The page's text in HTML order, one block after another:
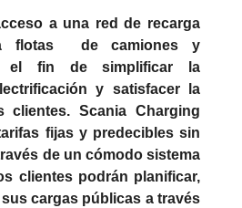
a una red de recarga
flotas de camiones y
el fin de simplificar la
y satisfacer la
clientes. Scania Charging
fijas y predecibles sin
de un cómodo sistema
clientes podrán planificar,
cargas públicas a través